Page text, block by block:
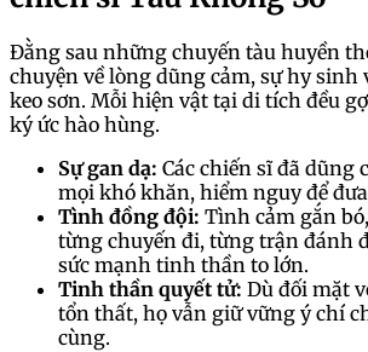
Đằng sau những chuyến tàu huyền
chuyện về lòng dũng cảm, sự hy sinh
keo sơn. Mỗi hiện vật tại di tích đều
ký ức hào hùng.
Sự gan dạ: Các chiến sĩ đã dũng
mọi khó khăn, hiểm nguy để
Tình đồng đội: Tình cảm gắn
từng chuyến đi, từng trận đánh
sức mạnh tinh thần to lớn.
Tinh thần quyết tử: Dù đối mặt
tổn thất, họ vẫn giữ vững ý chí
cùng.